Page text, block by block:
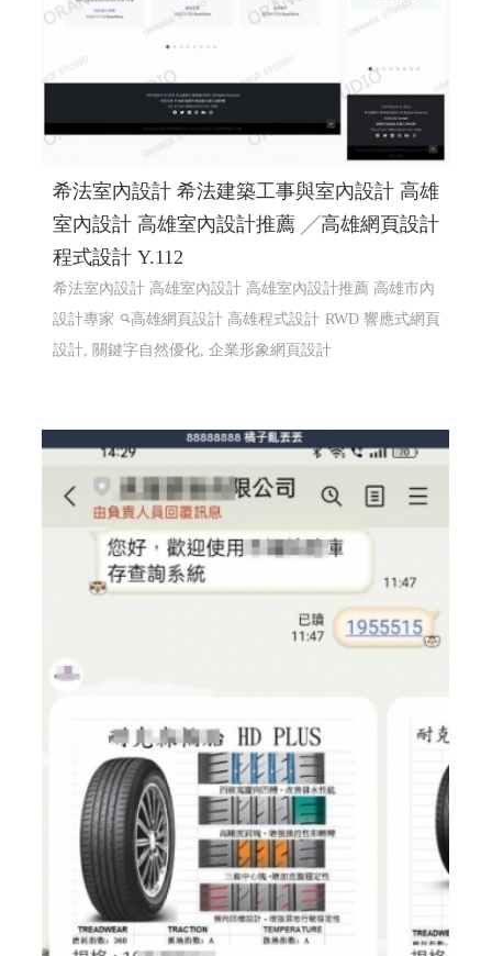
希法室內設計 希法建築工事與室內設計 高雄
室內設計 高雄室內設計推薦 ╱高雄網頁設計
程式設計 Y.112
希法室內設計 高雄室內設計 高雄室內設計推薦 高雄市內
設計專家
高雄網頁設計 高雄程式設計 RWD 響應式網頁
設計, 關鍵字自然優化, 企業形象網頁設計